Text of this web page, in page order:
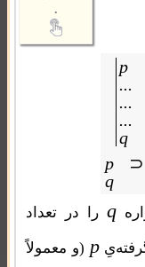
.
p
...
...
...
q
p ⊃
q
q را در تعداد
p (و معمولاً